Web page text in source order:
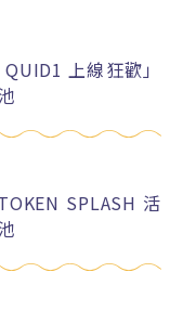
上線狂歡」
SPLASH 活